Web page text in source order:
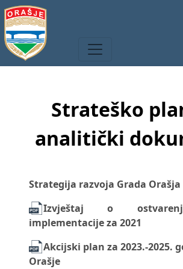
Strateško
analitički
Strategija razvoja Grada Orašja
Izvještaj o
implementacije za 2021
Akcijski plan za 2023.-2025.
Orašje